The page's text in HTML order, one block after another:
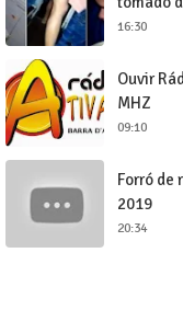
16:30
Ouvir
MHZ
09:10
Forró de
2019
20:34